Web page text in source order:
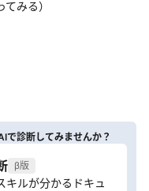
みる）
で診断してみませんか？
β版
キルが分かるドキュ